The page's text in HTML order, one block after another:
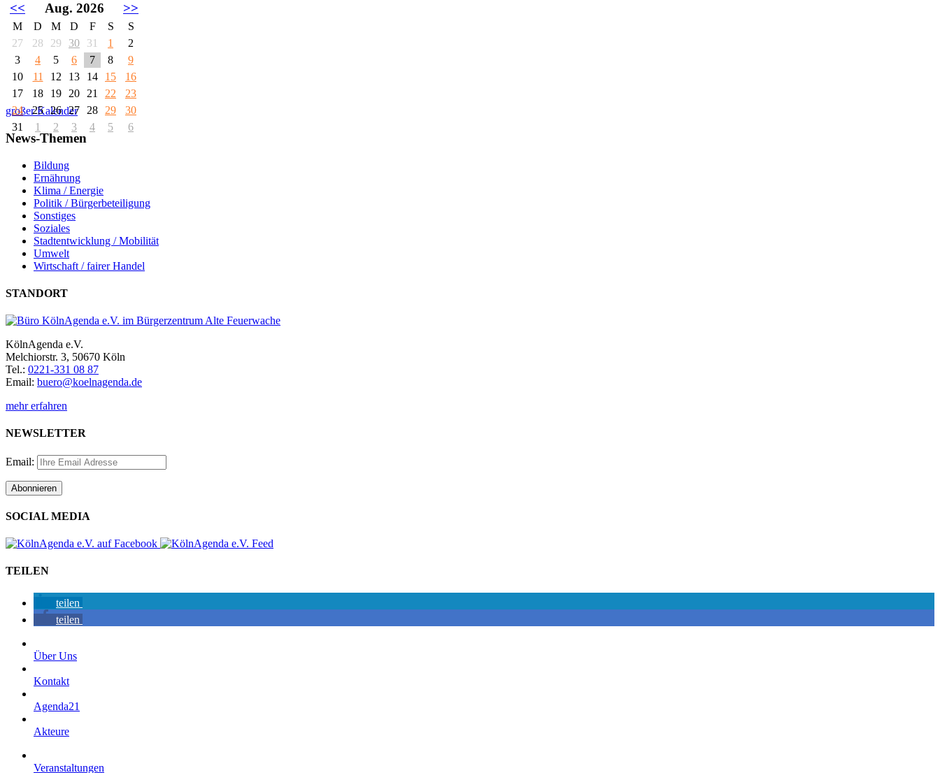
<< Aug. 2026 >>
M D M D F S
S
27
28 29 30 31 1
2
3
4 5 6 7 8
9
10
11 12 13 14 15
16
17
18 19 20 21 22
23
24
25 26 27 28 29
30
31
1 2 3 4 5 6
großer Kalender
News-Themen
Bildung
Ernährung
Klima / Energie
Politik / Bürgerbeteiligung
Sonstiges
Soziales
Stadtentwicklung / Mobilität
Umwelt
Wirtschaft / fairer Handel
STANDORT
KölnAgenda e.V.
Melchiorstr. 3, 50670 Köln
Tel.: 0221-331 08 87
Email: buero@koelnagenda.de
mehr erfahren
NEWSLETTER
Email:
SOCIAL MEDIA
TEILEN
teilen
teilen
Über Uns
Kontakt
Agenda21
Akteure
Veranstaltungen